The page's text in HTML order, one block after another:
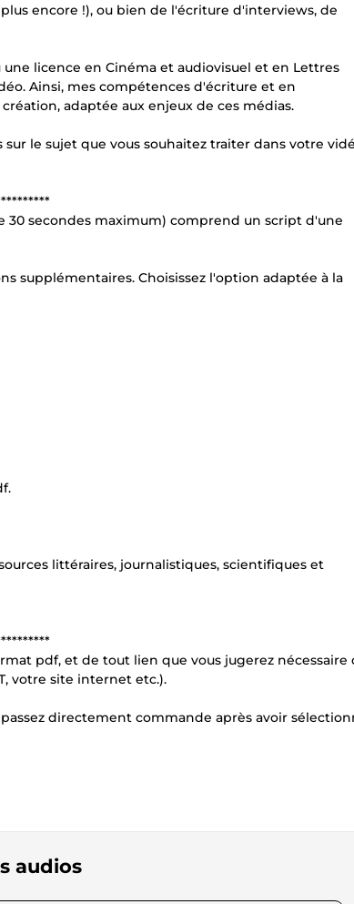
encore !), ou bien de l'écriture d'interviews, de
licence en Cinéma et audiovisuel et en Lettres
Ainsi, mes compétences d'écriture et en
adaptée aux enjeux de ces médias.
le sujet que vous souhaitez traiter dans votre
30 secondes maximum) comprend un script d'une
supplémentaires. Choisissez l'option adaptée à la
littéraires, journalistiques, scientifiques et
pdf, et de tout lien que vous jugerez nécessaire
votre site internet etc.).
directement commande après avoir
audios